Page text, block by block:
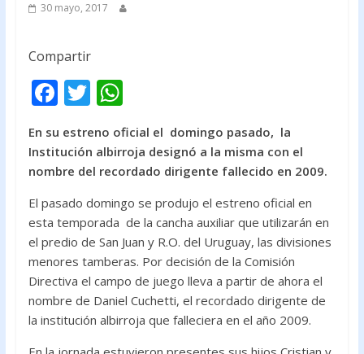
30 mayo, 2017
Compartir
F
e
b
o
o
k
T
itt
er
W
h
at
s
A
p
p
En su estreno oficial el domingo pasado, la
Institución albirroja designó a la misma con el
nombre del recordado dirigente fallecido en 2009.
El pasado domingo se produjo el estreno oficial en
esta temporada de la cancha auxiliar que utilizarán en
el predio de San Juan y R.O. del Uruguay, las divisiones
menores tamberas. Por decisión de la Comisión
Directiva el campo de juego lleva a partir de ahora el
nombre de Daniel Cuchetti, el recordado dirigente de
la institución albirroja que falleciera en el año 2009.